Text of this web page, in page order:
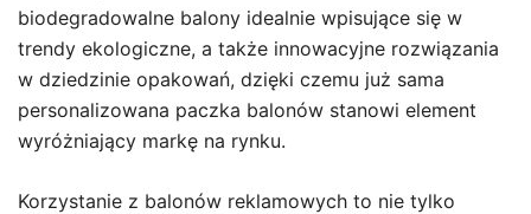
biodegradowalne balony idealnie wpisujące się w
trendy ekologiczne, a także innowacyjne rozwiązania
w dziedzinie opakowań, dzięki czemu już sama
personalizowana paczka balonów stanowi element
wyróżniający markę na rynku.
Korzystanie z balonów reklamowych to nie tylko